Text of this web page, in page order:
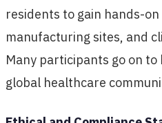
residents to gain hands-
manufacturing sites, and
Many participants go on
global healthcare